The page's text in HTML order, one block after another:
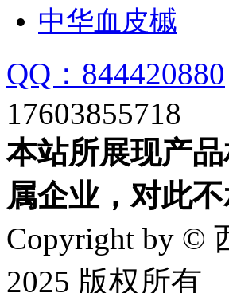
中华血皮槭
QQ：844420880
17603855718
本站所展现产
属企业，对此
Copyright by ©
2025 版权所有